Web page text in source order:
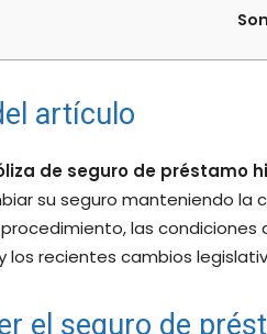
artículo
de seguro de préstamo
su seguro manteniendo la
las
los recientes cambios
el seguro de